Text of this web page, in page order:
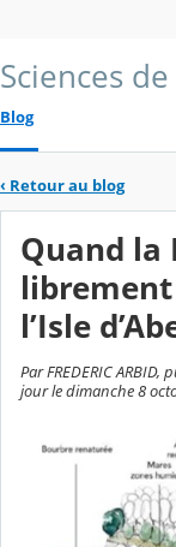
Sciences
Blog
‹ Retour au blog
Quand la
l’Isle
Par FREDERIC
jour le dimanche 8